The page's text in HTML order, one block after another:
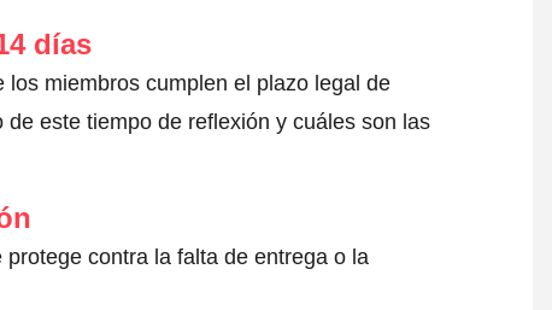
días
miembros cumplen el plazo legal de
este tiempo de reflexión y cuáles son las
contra la falta de entrega o la